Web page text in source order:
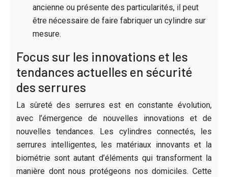
ancienne ou présente des particularités, il peut
être nécessaire de faire fabriquer un cylindre sur
mesure.
Focus sur les innovations et les
tendances actuelles en sécurité
des serrures
La sûreté des serrures est en constante évolution,
avec l’émergence de nouvelles innovations et de
nouvelles tendances. Les cylindres connectés, les
serrures intelligentes, les matériaux innovants et la
biométrie sont autant d’éléments qui transforment la
manière dont nous protégeons nos domiciles. Cette